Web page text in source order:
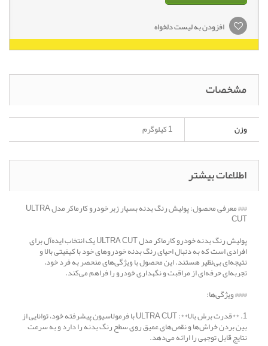
افزودن به لیست دلخواه
مشخصات
وزن 1 کیلوگرم
اطلاعات بیشتر
### معرفی محصول: پولیش رنگ بدنه بسیار زبر خودرو کارماکر مدل ULTRA
CUT
پولیش رنگ بدنه خودرو کارماکر مدل ULTRA CUT یک انتخاب ایده‌آل برای
افرادی است که به دنبال احیای رنگ بدنه خودروهای خود با کیفیتی بالا و
نتیجه‌ای بی‌نظیر هستند. این محصول با ویژگی‌های منحصر به فرد خود،
تجربه‌ای حرفه‌ای از مراقبت و نگهداری خودرو را فراهم می‌کند.
#### ویژگی‌ها:
1. **قدرت برش بالا**: ULTRA CUT با فرمولاسیون پیشرفته خود، توانایی از
بین بردن خراش‌ها و نقص‌های عمیق روی سطح رنگ بدنه را دارد و به سرعت
نتایج قابل توجهی را ارائه می‌دهد.